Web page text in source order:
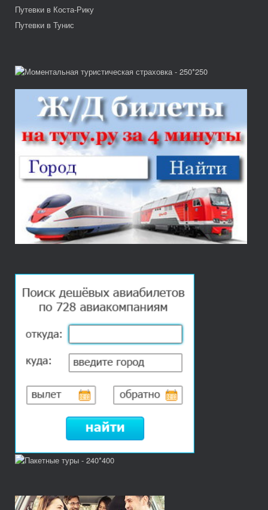
Путевки в Коста-Рику
Путевки в Тунис